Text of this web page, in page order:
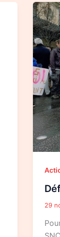
29
!